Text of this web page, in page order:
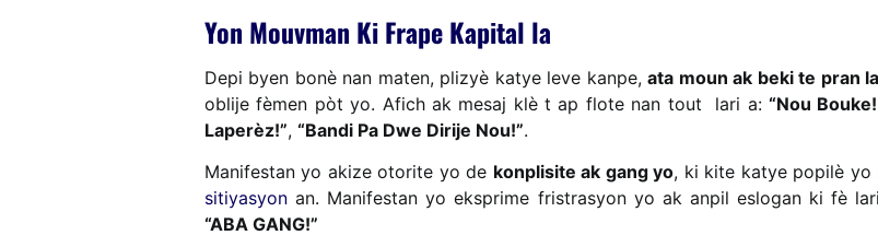
Yon Mouvman Ki Frape Kapital la
Depi byen bonè nan maten, plizyè katye leve kanpe,ata moun ak beki te pran
oblije fèmen pòt yo. Afich ak mesaj klè t ap flote nan tout lari a: “Nou
Laperèz!”, “Bandi Pa Dwe Dirije Nou!”.
Manifestan yo akize otorite yo de konplisite ak gang yo, ki kite katye popilè yo
sitiyasyon an. Manifestan yo eksprime fristrasyon yo ak anpil eslogan ki fè
“ABA GANG!”